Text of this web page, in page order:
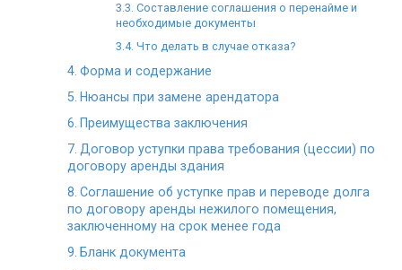
Составление соглашения о перенайме и
необходимые документы
Что делать в случае отказа?
Форма и содержание
Нюансы при замене арендатора
Преимущества заключения
Договор уступки права требования (цессии) по
договору аренды здания
Соглашение об уступке прав и переводе долга
по договору аренды нежилого помещения,
заключенному на срок менее года
Бланк документа